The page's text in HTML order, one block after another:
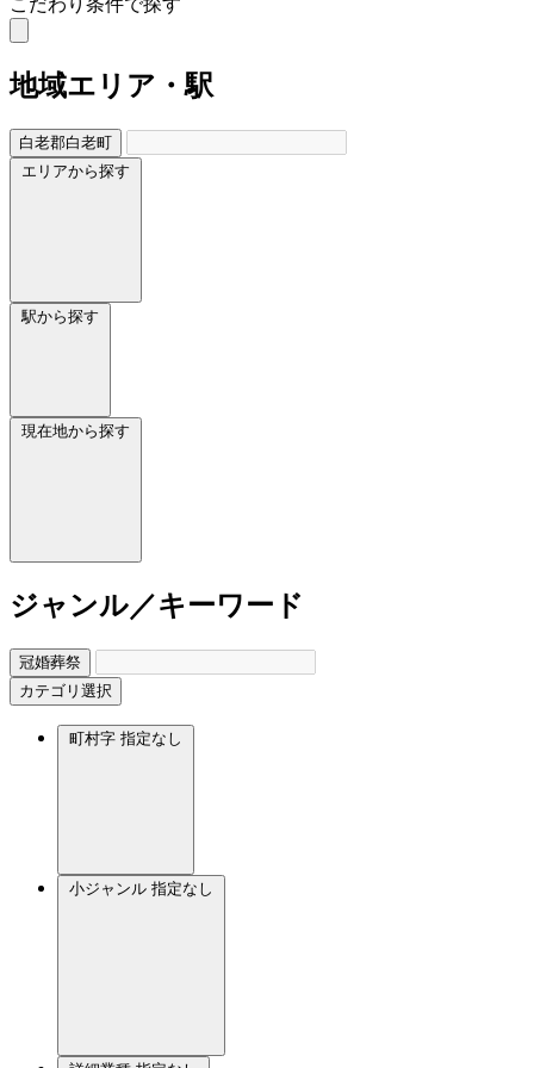
こだわり条件で探す
地域エリア・駅
白老郡白老町
エリアから探す
駅から探す
現在地から探す
ジャンル／キーワード
冠婚葬祭
カテゴリ選択
町村字 指定なし
小ジャンル 指定なし